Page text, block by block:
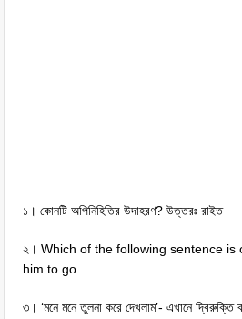
১। কোনটি অপিনিহিতির উদাহরণ? উত্তরঃ রাইত
২। Which of the following sentence is
him to go.
৩। ‘মনে মনে তুলনা করে দেখলাম’- এখানে